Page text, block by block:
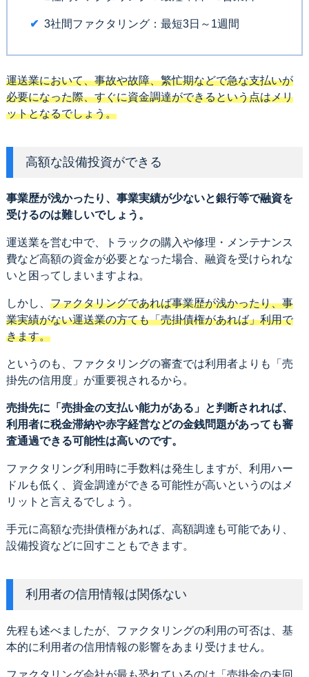
3社間ファクタリング：最短3日～1週間
運送業において、事故や故障、繁忙期などで急な支払いが
必要になった際、すぐに資金調達ができるという点はメリ
ットとなるでしょう。
高額な設備投資ができる
事業歴が浅かったり、事業実績が少ないと銀行等で融資を
受けるのは難しいでしょう。
運送業を営む中で、トラックの購入や修理・メンテナンス
費など高額の資金が必要となった場合、融資を受けられな
いと困ってしまいますよね。
しかし、 ファクタリングであれば事業歴が浅かったり、事
業実績がない運送業の方ても「売掛債権があれば」利用で
きます。
というのも、ファクタリングの審査では利用者よりも「売
掛先の信用度」が重要視されるから。
売掛先に「売掛金の支払い能力がある」と判断されれば、
利用者に税金滞納や赤字経営などの金銭問題があっても審
査通過できる可能性は高いのです。
ファクタリング利用時に手数料は発生しますが、利用ハー
ドルも低く、資金調達ができる可能性が高いというのはメ
リットと言えるでしょう。
手元に高額な売掛債権があれば、高額調達も可能であり、
設備投資などに回すこともできます。
利用者の信用情報は関係ない
先程も述べましたが、ファクタリングの利用の可否は、基
本的に利用者の信用情報の影響をあまり受けません。
ファクタリング会社が最も恐れているのは「売掛金の未回